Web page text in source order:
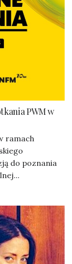
PWM w
ramach
do poznania